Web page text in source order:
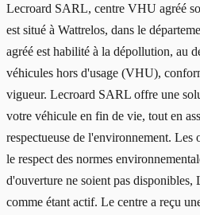
Lecroard SARL, centre VHU agréé
est situé à Wattrelos, dans le
agréé est habilité à la dépollution, au
véhicules hors d'usage (VHU),
vigueur. Lecroard SARL offre une
votre véhicule en fin de vie, tout en
respectueuse de l'environnement. Les
le respect des normes
d'ouverture ne soient pas
comme étant actif. Le centre a reçu